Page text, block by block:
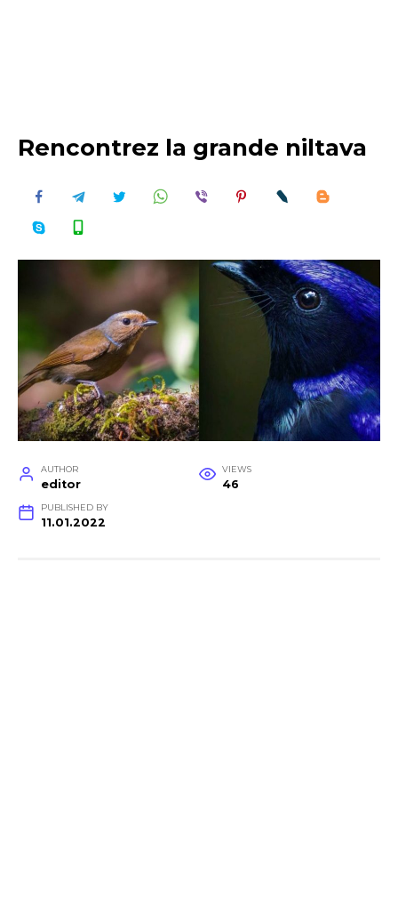
Rencontrez la grande niltava
AUTHOR
editor
VIEWS
46
PUBLISHED BY
11.01.2022